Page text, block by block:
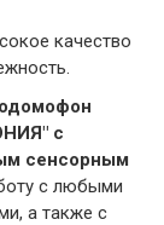
качество
с
сенсорным
с любыми
а также с